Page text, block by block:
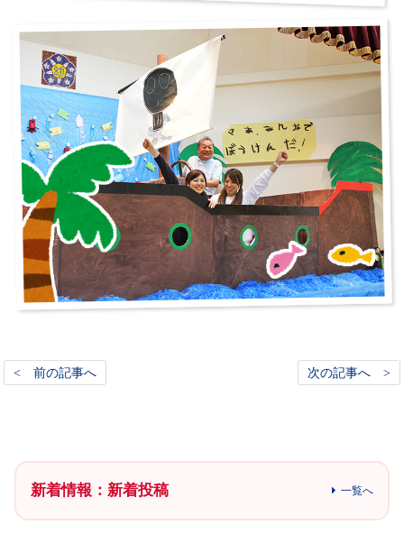
< 前の記事へ 次の記事へ >
新着情報：新着投稿 一覧へ